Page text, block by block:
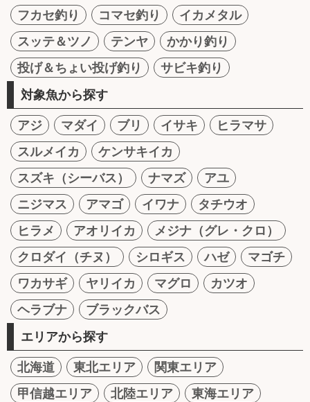
フカセ釣り
コマセ釣り
イカメタル
スッテ＆ツノ
テンヤ
かかり釣り
投げ＆ちょい投げ釣り
サビキ釣り
対象魚から探す
アジ マダイ ブリ イサキ
ヒラマサ
スルメイカ
ケンサキイカ
スズキ（シーバス）
ナマズ
アユ
ニジマス
アマゴ イワナ
タチウオ
ヒラメ
アオリイカ
メジナ（グレ・クロ）
クロダイ（チヌ）
シロギス ハゼ
マゴチ
ワカサギ
ヤリイカ マグロ
カツオ
ヘラブナ
ブラックバス
エリアから探す
北海道 東北エリア
関東エリア
甲信越エリア
北陸エリア
東海エリア